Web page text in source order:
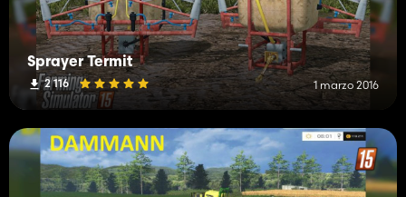
Sprayer Termit
2 116 1 marzo 2016